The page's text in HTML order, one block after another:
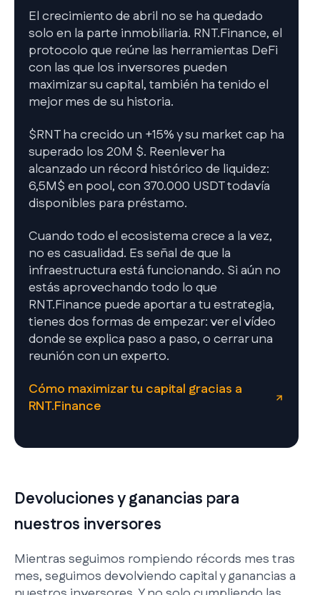
El crecimiento de abril no se ha quedado
solo en la parte inmobiliaria. RNT.Finance, el
protocolo que reúne las herramientas DeFi
con las que los inversores pueden
maximizar su capital, también ha tenido el
mejor mes de su historia.
$RNT ha crecido un +15% y su market cap ha
superado los 20M $. Reenlever ha
alcanzado un récord histórico de liquidez:
6,5M$ en pool, con 370.000 USDT todavía
disponibles para préstamo.
Cuando todo el ecosistema crece a la vez,
no es casualidad. Es señal de que la
infraestructura está funcionando. Si aún no
estás aprovechando todo lo que
RNT.Finance puede aportar a tu estrategia,
tienes dos formas de empezar: ver el vídeo
donde se explica paso a paso, o cerrar una
reunión con un experto.
Cómo maximizar tu capital gracias a
RNT.Finance
Devoluciones y ganancias para
nuestros inversores
Mientras seguimos rompiendo récords mes tras
mes, seguimos devolviendo capital y ganancias a